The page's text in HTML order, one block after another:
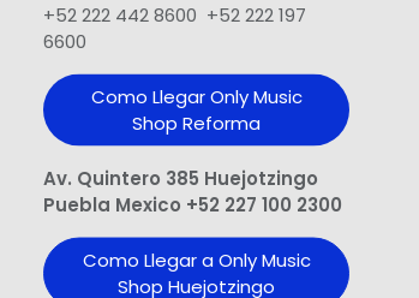
+52 222 442 8600 +52 222 197
6600
Como Llegar Only Music
Shop​ Reforma
Av. Quintero 385 Huejotzingo
Puebla Mexico +52 227 100 2300
Como Llegar a Only Music
Shop Huejotzingo